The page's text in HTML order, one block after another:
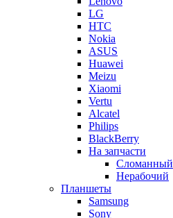
LG
HTC
Nokia
ASUS
Huawei
Meizu
Xiaomi
Vertu
Alcatel
Philips
BlackBerry
На запчасти
Сломанный
Нерабочий
Планшеты
Samsung
Sony